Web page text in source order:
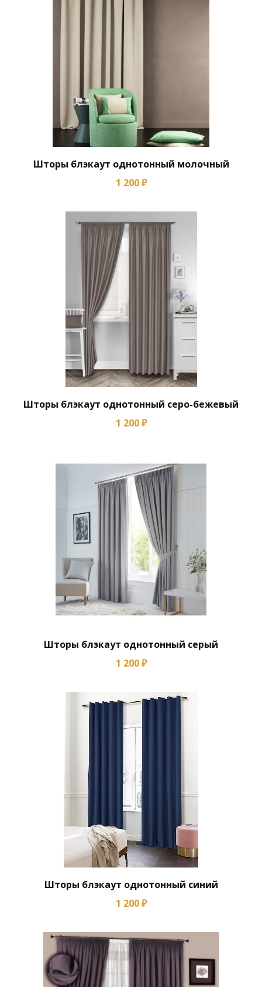
Шторы блэкаут однотонный молочный
1 200 ₽
Шторы блэкаут однотонный серо-бежевый
1 200 ₽
Шторы блэкаут однотонный серый
1 200 ₽
Шторы блэкаут однотонный синий
1 200 ₽